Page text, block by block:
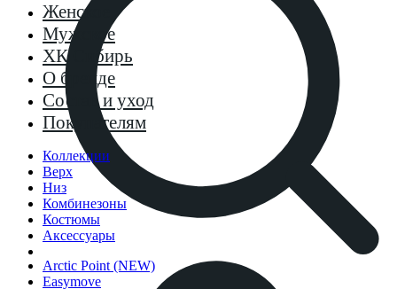
Женское
Мужское
ХК Сибирь
О бренде
Состав и уход
Покупателям
Коллекции
Верх
Низ
Комбинезоны
Костюмы
Аксессуары
Arctic Point (NEW)
Easymove